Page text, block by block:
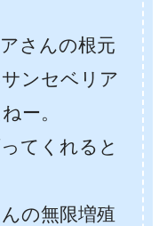
さんの根元
ンセベリア
ー。
てくれると
の無限増殖